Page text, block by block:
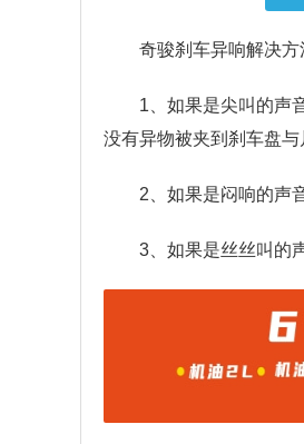
奇骏刹车异响解决方
1、如果是尖叫的声
没有异物被夹到刹车盘与
2、如果是闷响的声
3、如果是丝丝叫的